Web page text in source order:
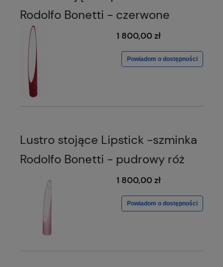
Rodolfo Bonetti - czerwone
1 800,00 zł
Powiadom o dostępności
Lustro stojące Lipstick -szminka
Rodolfo Bonetti - pudrowy róż
1 800,00 zł
Powiadom o dostępności